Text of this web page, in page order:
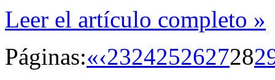
Leer el artículo completo »
Páginas:«‹232425262728